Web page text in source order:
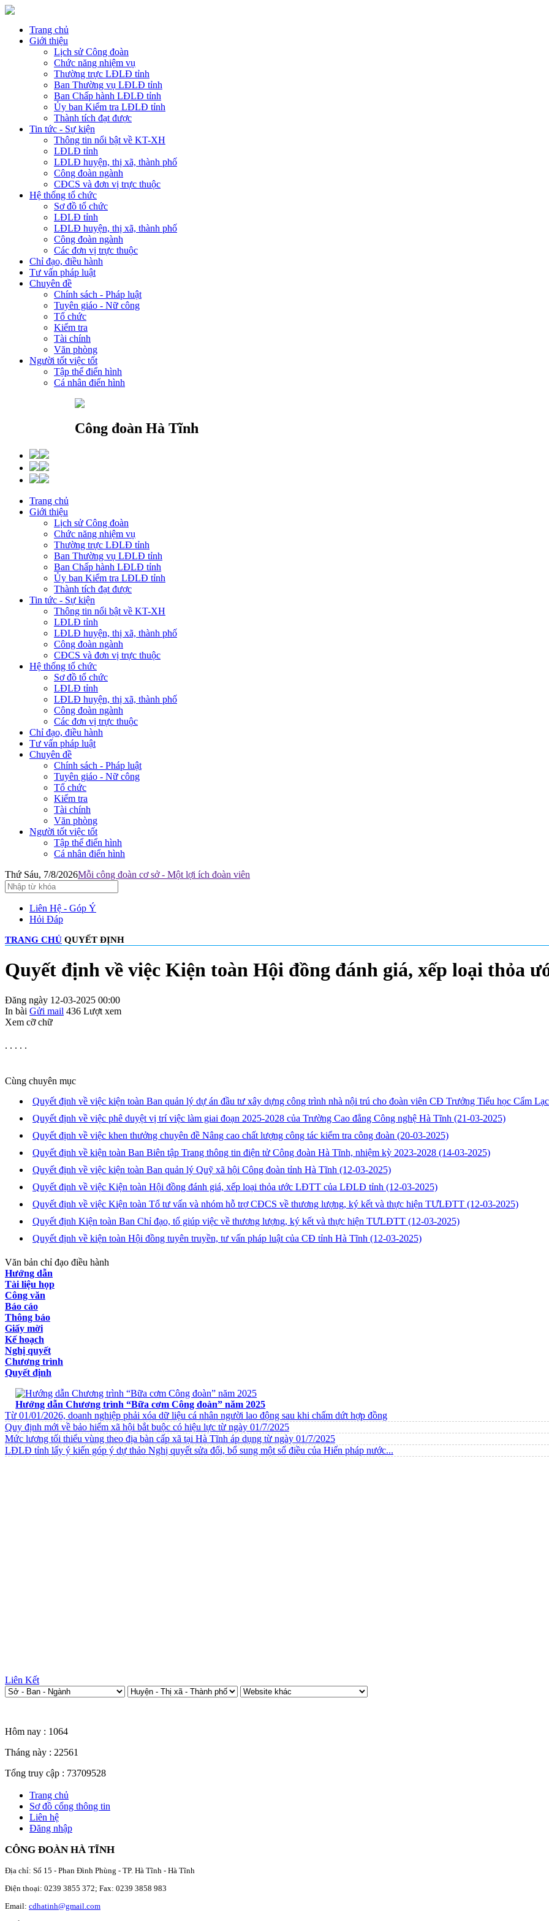
Trang chủ
Giới thiệu
Lịch sử Công đoàn
Chức năng nhiệm vụ
Thường trực LĐLĐ tỉnh
Ban Thường vụ LĐLĐ tỉnh
Ban Chấp hành LĐLĐ tỉnh
Ủy ban Kiểm tra LĐLĐ tỉnh
Thành tích đạt được
Tin tức - Sự kiện
Thông tin nổi bật về KT-XH
LĐLĐ tỉnh
LĐLĐ huyện, thị xã, thành phố
Công đoàn ngành
CĐCS và đơn vị trực thuộc
Hệ thống tổ chức
Sơ đồ tổ chức
LĐLĐ tỉnh
LĐLĐ huyện, thị xã, thành phố
Công đoàn ngành
Các đơn vị trực thuộc
Chỉ đạo, điều hành
Tư vấn pháp luật
Chuyên đề
Chính sách - Pháp luật
Tuyên giáo - Nữ công
Tổ chức
Kiểm tra
Tài chính
Văn phòng
Người tốt việc tốt
Tập thể điển hình
Cá nhân điển hình
Công đoàn Hà Tĩnh
Trang chủ
Giới thiệu
Lịch sử Công đoàn
Chức năng nhiệm vụ
Thường trực LĐLĐ tỉnh
Ban Thường vụ LĐLĐ tỉnh
Ban Chấp hành LĐLĐ tỉnh
Ủy ban Kiểm tra LĐLĐ tỉnh
Thành tích đạt được
Tin tức - Sự kiện
Thông tin nổi bật về KT-XH
LĐLĐ tỉnh
LĐLĐ huyện, thị xã, thành phố
Công đoàn ngành
CĐCS và đơn vị trực thuộc
Hệ thống tổ chức
Sơ đồ tổ chức
LĐLĐ tỉnh
LĐLĐ huyện, thị xã, thành phố
Công đoàn ngành
Các đơn vị trực thuộc
Chỉ đạo, điều hành
Tư vấn pháp luật
Chuyên đề
Chính sách - Pháp luật
Tuyên giáo - Nữ công
Tổ chức
Kiểm tra
Tài chính
Văn phòng
Người tốt việc tốt
Tập thể điển hình
Cá nhân điển hình
Thứ Sáu, 7/8/2026Mỗi công đoàn cơ sở - Một lợi ích đoàn viên
Liên Hệ - Góp Ý
Hỏi Đáp
TRANG CHỦ QUYẾT ĐỊNH
Quyết định về việc Kiện toàn Hội đồng đánh giá, xếp loại thỏa
Đăng ngày 12-03-2025 00:00
In bài Gửi mail 436 Lượt xem
Xem cỡ chữ
. . . . .
Cùng chuyên mục
Quyết định về việc kiện toàn Ban quản lý dự án đầu tư xây dựng công trình nhà nội trú cho đoàn viên CĐ Trưởng Tiểu học Cẩm Lạc
Quyết định về việc phê duyệt vị trí việc làm giai đoạn 2025-2028 của Trường Cao đẳng Công nghệ Hà Tĩnh (21-03-2025)
Quyết định về việc khen thưởng chuyên đề Nâng cao chất lượng công tác kiểm tra công đoàn (20-03-2025)
Quyết định về kiện toàn Ban Biên tập Trang thông tin điện tử Công đoàn Hà Tĩnh, nhiệm kỳ 2023-2028 (14-03-2025)
Quyết định về việc kiện toàn Ban quản lý Quỹ xã hội Công đoàn tỉnh Hà Tĩnh (12-03-2025)
Quyết định về việc Kiện toàn Hội đồng đánh giá, xếp loại thỏa ước LĐTT của LĐLĐ tỉnh (12-03-2025)
Quyết định về việc Kiện toàn Tổ tư vấn và nhóm hỗ trợ CĐCS về thương lượng, ký kết và thực hiện TƯLĐTT (12-03-2025)
Quyết định Kiện toàn Ban Chỉ đạo, tổ giúp việc về thương lượng, ký kết và thực hiện TƯLĐTT (12-03-2025)
Quyết định về kiện toàn Hội đồng tuyên truyền, tư vấn pháp luật của CĐ tỉnh Hà Tĩnh (12-03-2025)
Văn bản chỉ đạo điều hành
Hướng dẫn
Tài liệu họp
Công văn
Báo cáo
Thông báo
Giấy mời
Kế hoạch
Nghị quyết
Chương trình
Quyết định
Hướng dẫn Chương trình “Bữa cơm Công đoàn” năm 2025
Từ 01/01/2026, doanh nghiệp phải xóa dữ liệu cá nhân người lao động sau khi chấm dứt hợp đồng
Quy định mới về bảo hiểm xã hội bắt buộc có hiệu lực từ ngày 01/7/2025
Mức lương tối thiểu vùng theo địa bàn cấp xã tại Hà Tĩnh áp dụng từ ngày 01/7/2025
LĐLĐ tỉnh lấy ý kiến góp ý dự thảo Nghị quyết sửa đổi, bổ sung một số điều của Hiến pháp nước...
Liên Kết
Hôm nay : 1064
Tháng này : 22561
Tổng truy cập : 73709528
Trang chủ
Sơ đồ cổng thông tin
Liên hệ
Đăng nhập
CÔNG ĐOÀN HÀ TĨNH
Địa chỉ: Số 15 - Phan Đình Phùng - TP. Hà Tĩnh - Hà Tĩnh
Điện thoại: 0239 3855 372; Fax: 0239 3858 983
Email: cdhatinh@gmail.com